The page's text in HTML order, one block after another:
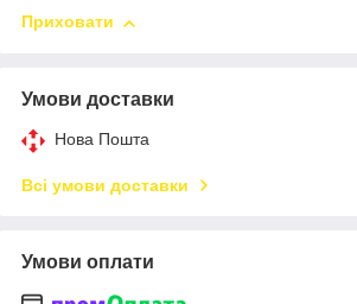
Приховати
Умови доставки
Нова Пошта
Всі умови доставки
Умови оплати